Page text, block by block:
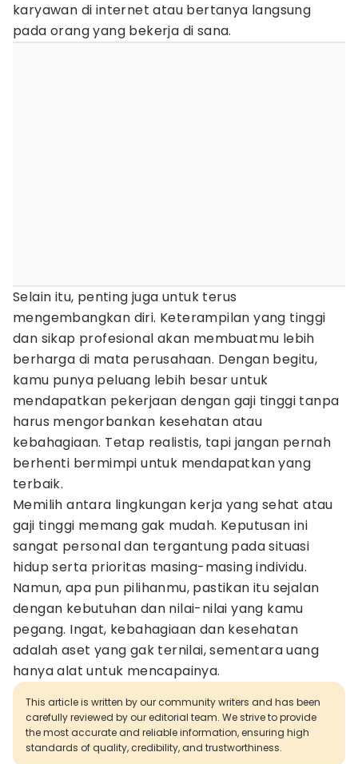
karyawan di internet atau bertanya langsung
pada orang yang bekerja di sana.
Selain itu, penting juga untuk terus
mengembangkan diri. Keterampilan yang tinggi
dan sikap profesional akan membuatmu lebih
berharga di mata perusahaan. Dengan begitu,
kamu punya peluang lebih besar untuk
mendapatkan pekerjaan dengan gaji tinggi tanpa
harus mengorbankan kesehatan atau
kebahagiaan. Tetap realistis, tapi jangan pernah
berhenti bermimpi untuk mendapatkan yang
terbaik.
Memilih antara lingkungan kerja yang sehat atau
gaji tinggi memang gak mudah. Keputusan ini
sangat personal dan tergantung pada situasi
hidup serta prioritas masing-masing individu.
Namun, apa pun pilihanmu, pastikan itu sejalan
dengan kebutuhan dan nilai-nilai yang kamu
pegang. Ingat, kebahagiaan dan kesehatan
adalah aset yang gak ternilai, sementara uang
hanya alat untuk mencapainya.
This article is written by our community writers and has been
carefully reviewed by our editorial team. We strive to provide
the most accurate and reliable information, ensuring high
standards of quality, credibility, and trustworthiness.